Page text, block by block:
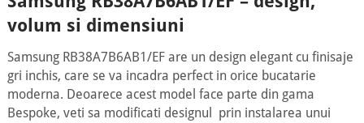
volum si dimensiuni
Samsung RB38A7B6AB1/EF are un design elegant cu finisaje
gri inchis, care se va incadra perfect in orice bucatarie
moderna. Deoarece acest model face parte din gama
Bespoke, veti sa modificati designul prin instalarea unui